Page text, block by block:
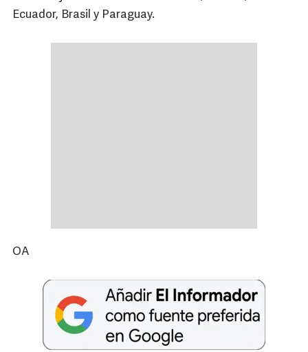
Ecuador, Brasil y Paraguay.
OA